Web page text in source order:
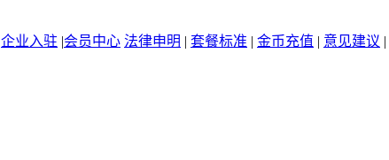
企业入驻 |会员中心 法律申明 | 套餐标准 | 金币充值 | 意见建议 |